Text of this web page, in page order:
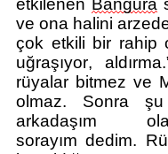
etkilenen Bangura
ve ona halini
çok etkili bir rahip
uğraşıyor,
rüyalar bitmez ve
olmaz. Sonra şu
arkadaşım
sorayım dedim.